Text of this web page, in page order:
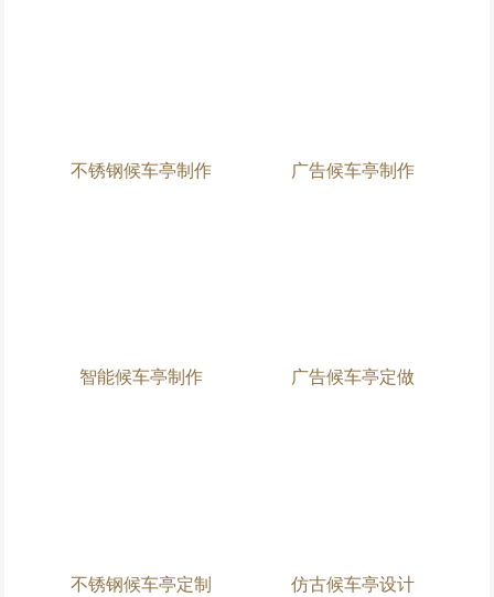
不锈钢候车亭制作 广告候车亭制作
智能候车亭制作 广告候车亭定做
不锈钢候车亭定制 仿古候车亭设计